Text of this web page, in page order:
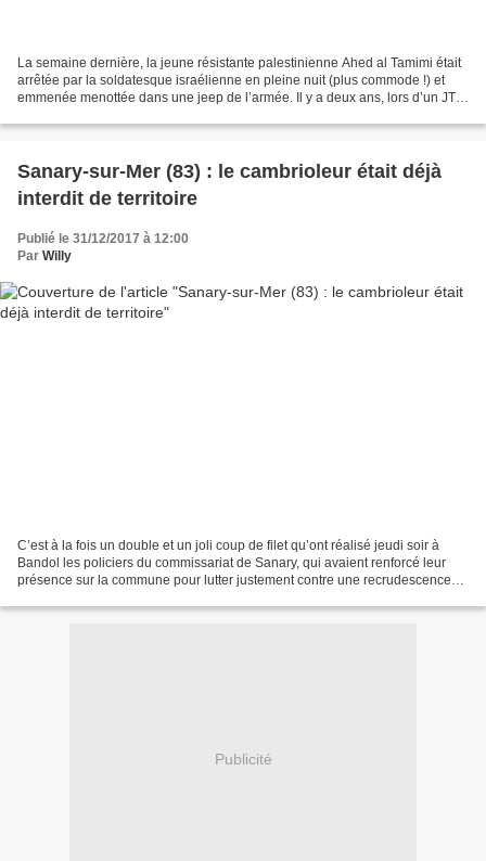
La semaine dernière, la jeune résistante palestinienne Ahed al Tamimi était
arrêtée par la soldatesque israélienne en pleine nuit (plus commode !) et
emmenée menottée dans une jeep de l’armée. Il y a deux ans, lors d’un JT
Sanary-sur-Mer (83) : le cambrioleur était déjà
interdit de territoire
Publié le 31/12/2017 à 12:00
Par Willy
C’est à la fois un double et un joli coup de filet qu’ont réalisé jeudi soir à
Bandol les policiers du commissariat de Sanary, qui avaient renforcé leur
présence sur la commune pour lutter justement contre une recrudescence
Publicité